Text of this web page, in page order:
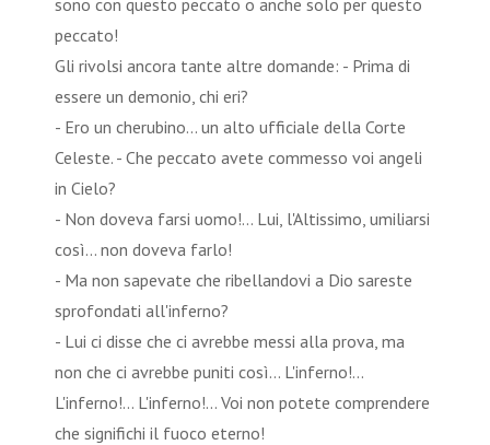
peccato!
Gli rivolsi ancora tante altre domande: - Prima di
essere un demonio, chi eri?
- Ero un cherubino... un alto ufficiale della Corte
Celeste. - Che peccato avete commesso voi angeli
in Cielo?
- Non doveva farsi uomo!... Lui, l'Altissimo, umiliarsi
così... non doveva farlo!
- Ma non sapevate che ribellandovi a Dio sareste
sprofondati all'inferno?
- Lui ci disse che ci avrebbe messi alla prova, ma
non che ci avrebbe puniti così... L'inferno!...
L'inferno!... L'inferno!... Voi non potete comprendere
che significhi il fuoco eterno!